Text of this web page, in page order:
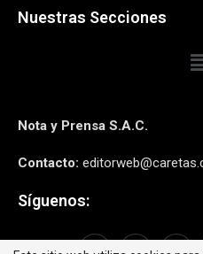
Nuestras Secciones
Nota y Prensa S.A.C.
Contacto:
Síguenos: